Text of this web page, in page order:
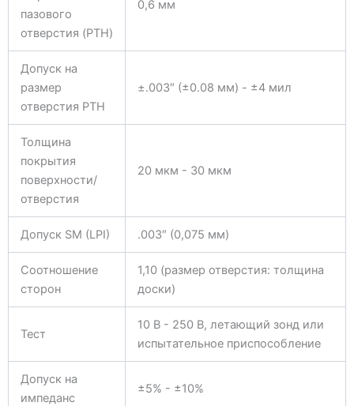
пазового
отверстия (PTH)
0,6 мм
Допуск на
размер
отверстия PTH
±.003″ (±0.08 мм) - ±4 мил
Толщина
покрытия
поверхности/
отверстия
20 мкм - 30 мкм
Допуск SM (LPI) .003″ (0,075 мм)
Соотношение
сторон
1,10 (размер отверстия: толщина
доски)
Тест
10 В - 250 В, летающий зонд или
испытательное приспособление
Допуск на
импеданс
±5% - ±10%